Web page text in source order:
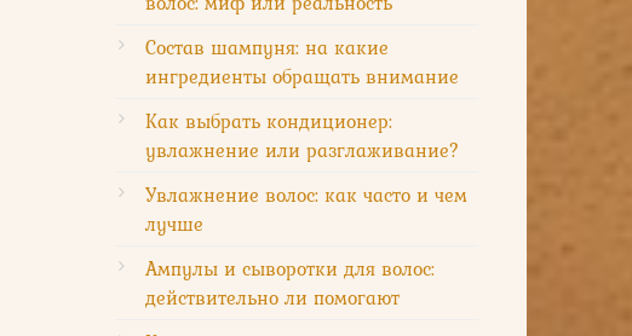
Состав шампуня: на какие
ингредиенты обращать внимание
Как выбрать кондиционер:
увлажнение или разглаживание?
Увлажнение волос: как часто и чем
лучше
Ампулы и сыворотки для волос:
действительно ли помогают